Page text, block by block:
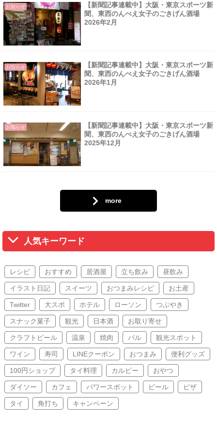
お知らせ
【新聞記事連載中】大阪・東京スポーツ新
聞、東西のんべえ女子のごきげん酒場
2026年2月
お知らせ
【新聞記事連載中】大阪・東京スポーツ新
聞、東西のんべえ女子のごきげん酒場
2026年1月
お知らせ
【新聞記事連載中】大阪・東京スポーツ新
聞、東西のんべえ女子のごきげん酒場
2025年12月
more
人気キーワード
レシピ おすすめ 居酒屋 立ち飲み 昼飲み
イラスト日記 スイーツ おつまみレシピ お土産
Twitter 大スポ ホテル ローソン つぶやき
スナック菓子 観光 日本酒 お取り寄せ
クラフトビール 温泉 焼肉 バル 観光スポット
ワイン 寿司 LINEクーポン おつまみ 便利グッズ
100円ショップ タイ料理 カルビー おやつ
ダイソー カフェ パワースポット ビール ピザ
タイ 角打ち キャンペーン